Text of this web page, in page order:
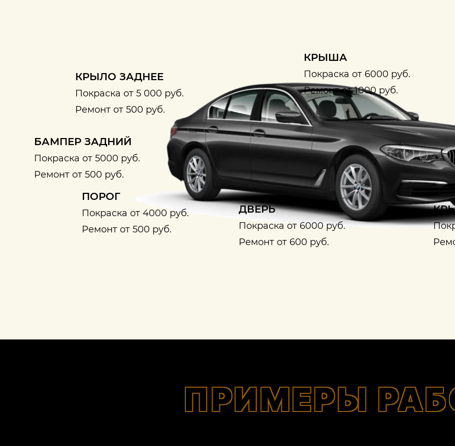
КРЫША
Покраска от 6000 руб.
Ремонт от 1000 руб.
КРЫЛО ЗАДНЕЕ
Покраска от 5 000 руб.
Ремонт от 500 руб.
БАМПЕР ЗАДНИЙ
Покраска от 5000 руб.
Ремонт от 500 руб.
ПОРОГ
Покраска от 4000 руб.
Ремонт от 500 руб.
ДВЕРЬ
Покраска от 6000 руб.
Ремонт от 600 руб.
ПРИМЕРЫ